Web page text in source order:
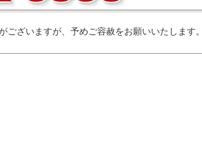
ざいますが、予めご容赦をお願いいたします。